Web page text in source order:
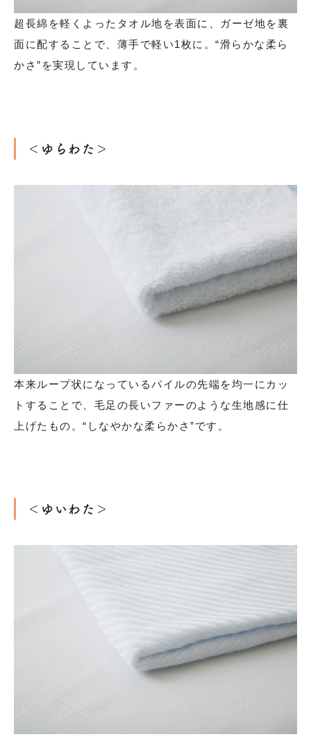
超長綿を軽くよったタオル地を表面に、ガーゼ地を裏
面に配することで、薄手で軽い1枚に。“滑らかな柔ら
かさ”を実現しています。
＜ゆらわた＞
本来ループ状になっているパイルの先端を均一にカッ
トすることで、毛足の長いファーのような生地感に仕
上げたもの。“しなやかな柔らかさ”です。
＜ゆいわた＞